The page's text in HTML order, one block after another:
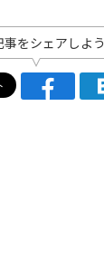
事をシェアしよう